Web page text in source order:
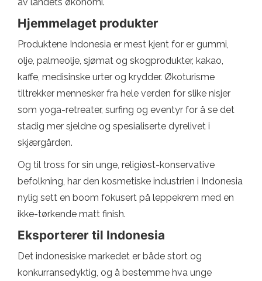
Hjemmelaget produkter
Produktene Indonesia er mest kjent for er gummi,
olje, palmeolje, sjømat og skogprodukter, kakao,
kaffe, medisinske urter og krydder. Økoturisme
tiltrekker mennesker fra hele verden for slike nisjer
som yoga-retreater, surfing og eventyr for å se det
stadig mer sjeldne og spesialiserte dyrelivet i
skjærgården.
Og til tross for sin unge, religiøst-konservative
befolkning, har den kosmetiske industrien i Indonesia
nylig sett en boom fokusert på leppekrem med en
ikke-tørkende matt finish.
Eksporterer til Indonesia
Det indonesiske markedet er både stort og
konkurransedyktig, og å bestemme hva unge